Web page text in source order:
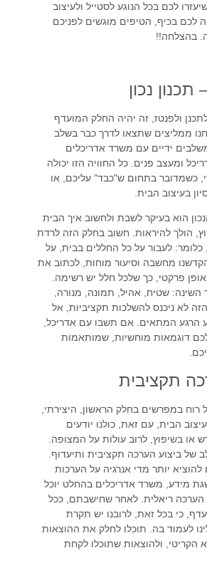
לכם בכל הנוגע לסטייל ולעיצוב
לכם בכיף, הטיפים מוגשים לפניכם
בהצלחה!!
נכון
ולפנטז, זה יהיה החלק המועדף
ממליצים שתצאו לדרך כבר בשלב
ידיים עם משרד אדריכלים
ומעצב פנים. כל החוויה הזו יכולה
כשמדובר בתחום ש"כבד" עליכם, או
בעיצוב הבית.
הוא בעיקר לשבת ולחשוב איך הבית
הולך להיראות. חשוב בחלק הזה לרדת
כלומר: לעבור על כל החללים בבית, על
מחשבה וסיעור מוחות, לכתוב את
פרקטי, כך שלכל חלל יש רשימה.
השינה: שטיח, אהיל, תמונה, מנורה,
הזה לא ניכנס להשלכות תקציביות, אל
הרגע המתאים. אם תשבו עם אדריכל,
דוגמאות מוחשיות, שמותאמות
תקציבית
רוח במפרשים בחלק הראשון, היצירתי,
הבית, עם זאת, כולנו יודעים
או בשיפוץ, לרוב עולות על המצופה.
של ביצוע הערכה תקציבית ותיעדוף.
יותר מדי אנרגיה על הערכות
מידע, משרד אדריכלים בהחלט יוכל
הערכה ריאלית. לאחר שחישבתם, ככל
כי בכל זאת, לרובנו יש תקרת
לעמוד בה. תוכלו לחלק את ההוצאות
הקריטי, ולהוצאות שתוכלו לקחת